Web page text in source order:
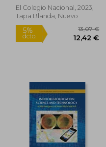
dcto. 26,12 €
ingeniería civil a las
ciencias de la
El Colegio Nacional, 2023,
Tapa Blanda, Nuevo